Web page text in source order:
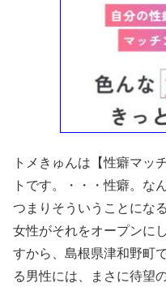
トメきゅんは【性癖マッ
トです。・・・性癖。な
つまりそういうことにな
女性がそれをオープンに
すから、島根県津和野町
る男性には、まさに待望